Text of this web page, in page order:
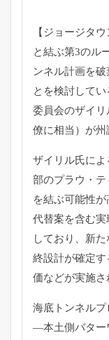
【ジョージタ
と結ぶ第3のル
ンネル計画を破
とを検討してい
委員会のザイ
僚に相当）が州
ザイリル氏に
部のプラウ・ テ
を結ぶ可能性が
代替案を含む実
しており、新
終設計が確定す
価などが実施さ
海底トンネル
―本土側バター